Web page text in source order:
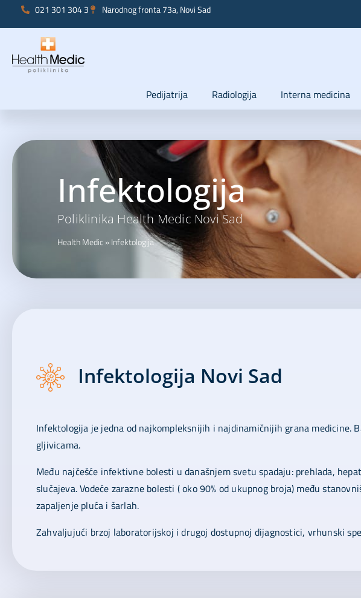
021 301 304 3 Narodnog fronta 73a, Novi Sad
Pedijatrija Radiologija Interna medicina
Infektologija
Poliklinika Health Medic Novi Sad
Health Medic » Infektologija
Infektologija Novi Sad
Infektologija je jedna od najkompleksnijih i najdinamičnijih grana
gljivicama.
Među najčešće infektivne bolesti u današnjem svetu spadaju: prehlada,
slučajeva. Vodeće zarazne bolesti ( oko 90% od ukupnog broja) među
zapaljenje pluća i šarlah.
Zahvaljujući brzoj laboratorijskoj i drugoj dostupnoj dijagnostici, vrhunski